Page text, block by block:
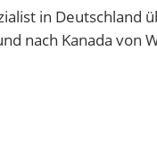
in Deutschland
nach Kanada von